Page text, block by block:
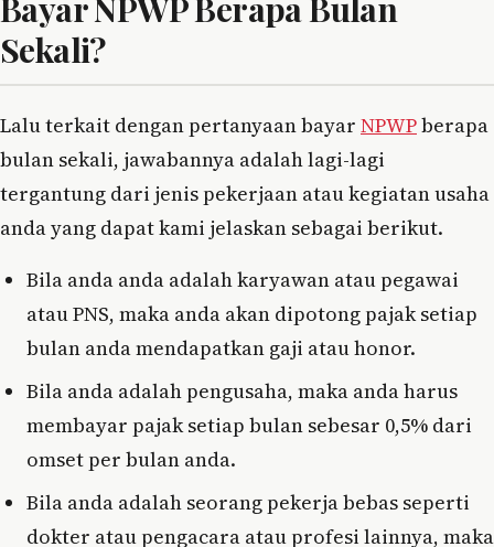
Bayar NPWP Berapa Bulan
Sekali?
Lalu terkait dengan pertanyaan bayar NPWPberapa
bulan sekali, jawabannya adalah lagi-lagi
tergantung dari jenis pekerjaan atau kegiatan usaha
anda yang dapat kami jelaskan sebagai berikut.
Bila anda anda adalah karyawan atau pegawai
atau PNS, maka anda akan dipotong pajak setiap
bulan anda mendapatkan gaji atau honor.
Bila anda adalah pengusaha, maka anda harus
membayar pajak setiap bulan sebesar 0,5% dari
omset per bulan anda.
Bila anda adalah seorang pekerja bebas seperti
dokter atau pengacara atau profesi lainnya, maka